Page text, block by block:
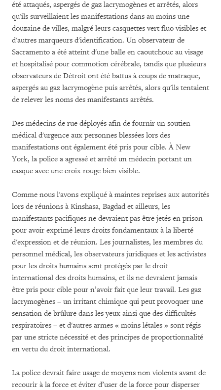
été attaqués, aspergés de gaz lacrymogènes et arrêtés, alors
qu'ils surveillaient les manifestations dans au moins une
douzaine de villes, malgré leurs casquettes vert fluo visibles et
d'autres marqueurs d'identification. Un observateur de
Sacramento a été atteint d'une balle en caoutchouc au visage
et hospitalisé pour commotion cérébrale, tandis que plusieurs
observateurs de Détroit ont été battus à coups de matraque,
aspergés au gaz lacrymogène puis arrêtés, alors qu'ils tentaient
de relever les noms des manifestants arrêtés.
Des médecins de rue déployés afin de fournir un soutien
médical d'urgence aux personnes blessées lors des
manifestations ont également été pris pour cible. À New
York, la police a agressé et arrêté un médecin portant un
casque avec une croix rouge bien visible.
Comme nous l'avons expliqué à maintes reprises aux autorités
lors de réunions à Kinshasa, Bagdad et ailleurs, les
manifestants pacifiques ne devraient pas être jetés en prison
pour avoir exprimé leurs droits fondamentaux à la liberté
d'expression et de réunion. Les journalistes, les membres du
personnel médical, les observateurs juridiques et les activistes
pour les droits humains sont protégés par le droit
international des droits humains, et ils ne devraient jamais
être pris pour cible pour n’avoir fait que leur travail. Les gaz
lacrymogènes – un irritant chimique qui peut provoquer une
sensation de brûlure dans les yeux ainsi que des difficultés
respiratoires – et d'autres armes « moins létales » sont régis
par une stricte nécessité et des principes de proportionnalité
en vertu du droit international.
La police devrait faire usage de moyens non violents avant de
recourir à la force et éviter d’user de la force pour disperser